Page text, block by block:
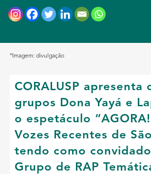
*Imagem: divulgação
CORALUSP apresenta
grupos Dona Yayá e
o espetáculo
Vozes Recentes de
tendo como
Grupo de RAP